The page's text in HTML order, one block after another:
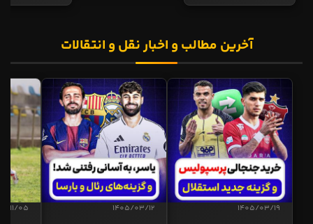
آخرین مطالب و اخبار نقل و انتقالات
1405/03/19
1405/03/12
11/05